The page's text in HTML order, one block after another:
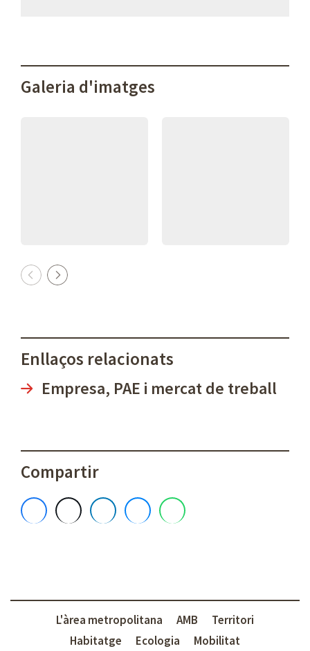
Galeria d'imatges
Previous
Next
Enllaços relacionats
Empresa, PAE i mercat de treball
Compartir
L'àrea metropolitana AMB
Territori
Habitatge
Ecologia Mobilitat